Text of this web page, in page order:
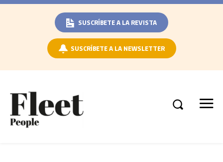
SUSCRÍBETE A LA REVISTA
SUSCRÍBETE A LA NEWSLETTER